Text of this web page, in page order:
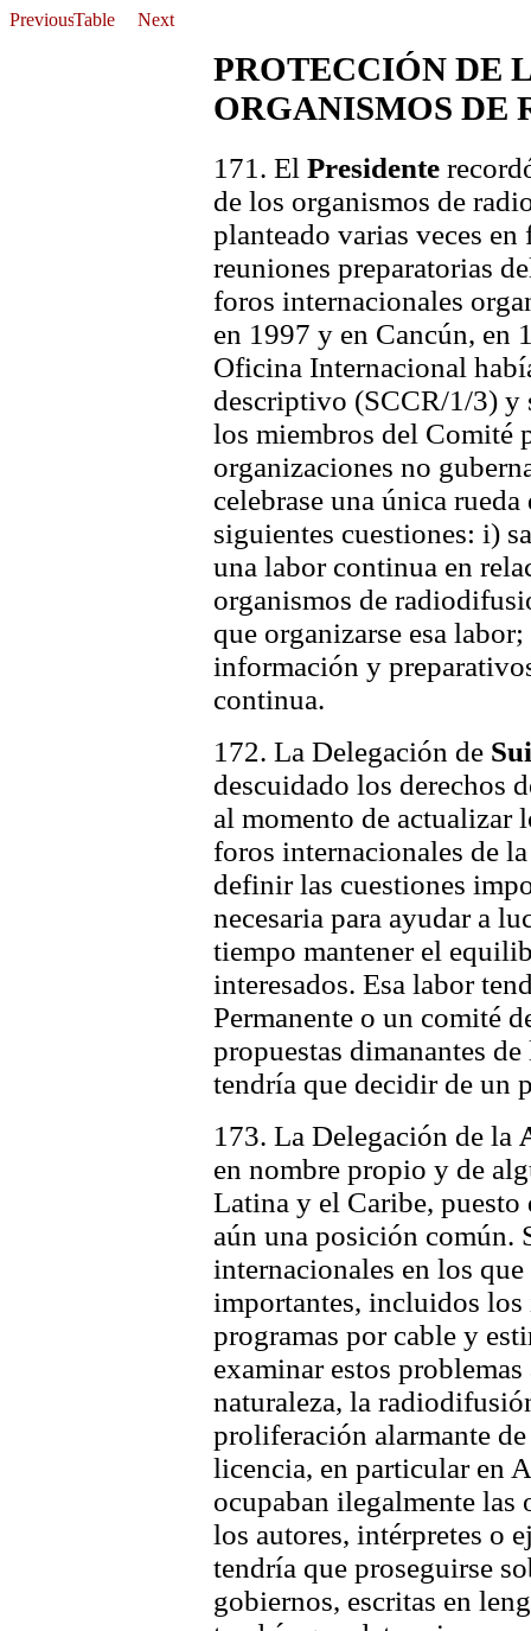
PROTECCIÓN DE
ORGANISMOS DE
171. El Presidente
de los organismos de
planteado varias veces
reuniones preparatorias
foros internacionales
en 1997 y en Cancún, en
Oficina Internacional
descriptivo (SCCR/1/3) y
los miembros del Comité
organizaciones no
celebrase una única
siguientes cuestiones: i)
una labor continua en
organismos de
que organizarse esa
información y
continua.
172. La Delegación de
descuidado los derechos
al momento de actualizar
foros internacionales de
definir las cuestiones
necesaria para ayudar a
tiempo mantener el
interesados. Esa labor
Permanente o un comité
propuestas dimanantes
tendría que decidir de un
173. La Delegación de la
en nombre propio y de
Latina y el Caribe, puesto
aún una posición común.
internacionales en los
importantes, incluidos los
programas por cable y
examinar estos
naturaleza, la
proliferación alarmante
licencia, en particular en
ocupaban ilegalmente las
los autores, intérpretes o
tendría que proseguirse
gobiernos, escritas en